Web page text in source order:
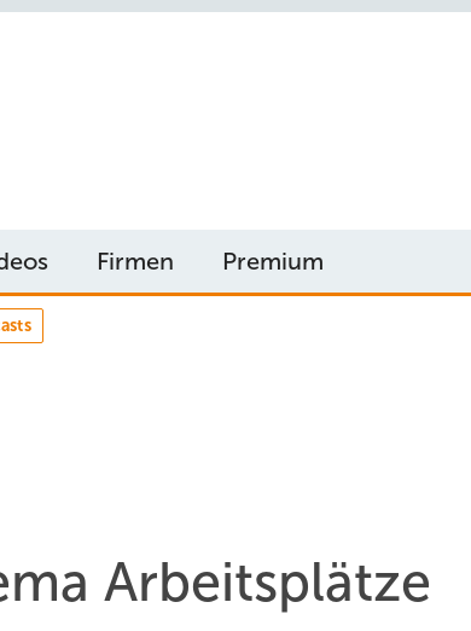
Firmen Premium
Arbeitsplätze